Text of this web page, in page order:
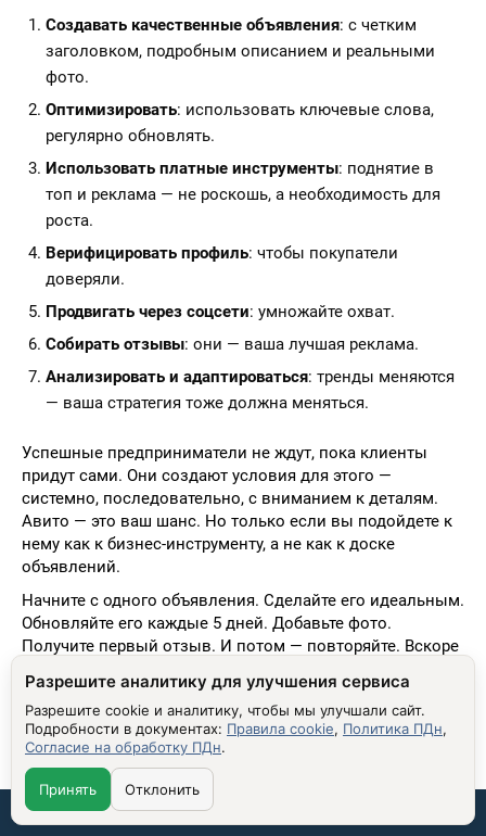
Создавать качественные объявления: с четким
заголовком, подробным описанием и реальными
фото.
Оптимизировать: использовать ключевые слова,
регулярно обновлять.
Использовать платные инструменты: поднятие в
топ и реклама — не роскошь, а необходимость для
роста.
Верифицировать профиль: чтобы покупатели
доверяли.
Продвигать через соцсети: умножайте охват.
Собирать отзывы: они — ваша лучшая реклама.
Анализировать и адаптироваться: тренды меняются
— ваша стратегия тоже должна меняться.
Успешные предприниматели не ждут, пока клиенты
придут сами. Они создают условия для этого —
системно, последовательно, с вниманием к деталям.
Авито — это ваш шанс. Но только если вы подойдете к
нему как к бизнес-инструменту, а не как к доске
объявлений.
Начните с одного объявления. Сделайте его идеальным.
Обновляйте его каждые 5 дней. Добавьте фото.
Получите первый отзыв. И потом — повторяйте. Вскоре
— не случайность. Это результат вашей работы.
ПОХОЖИЕ МАТЕРИАЛЫ
Связаться со мной:
Разрешите аналитику для улучшения сервиса
Разрешите cookie и аналитику, чтобы мы улучшали сайт.
Подробности в документах: Правила cookie, Политика ПДн,
Согласие на обработку ПДн.
Принять Отклонить